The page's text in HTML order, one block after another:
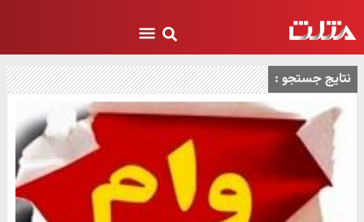
نتایج جستجو :